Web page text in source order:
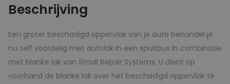
aantal
Beschrijving
Een groter beschadigd oppervlak van je auto behandel je
nu zelf voordelig met autolak in een spuitbus in combinatie
met blanke lak van Small Repair Systems. U dient op
voorhand de blanke lak over het beschadigd oppervlak te